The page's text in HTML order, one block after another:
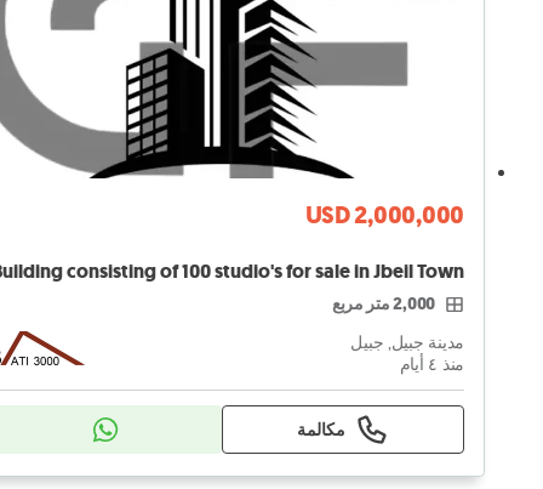
USD 2,000,000
consisting of 100 studio's for sale in Jbeil Town
2,000 متر مربع
مدينة جبيل, جبيل
منذ ٤ أيام
مكالمة